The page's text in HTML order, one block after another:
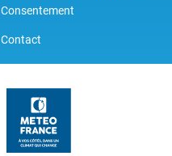
Consentement
Contact